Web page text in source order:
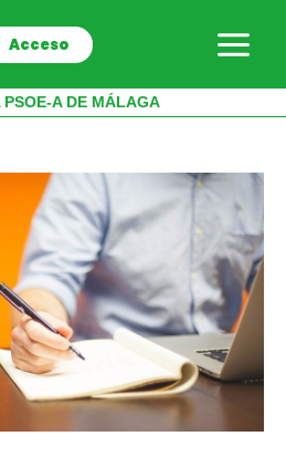
Acceso
A DE MÁLAGA